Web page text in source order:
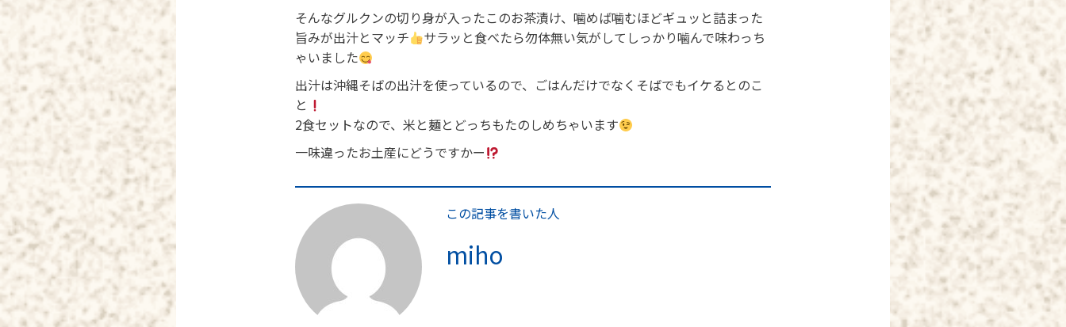
そんなグルクンの切り身が入ったこのお茶漬け、噛めば噛むほどギュッと詰まった
旨みが出汁とマッチ
サラッと食べたら勿体無い気がしてしっかり噛んで味わっち
ゃいました
出汁は沖縄そばの出汁を使っているので、ごはんだけでなくそばでもイケるとのこ
と
2食セットなので、米と麺とどっちもたのしめちゃいます
一味違ったお土産にどうですかー
この記事を書いた人
miho